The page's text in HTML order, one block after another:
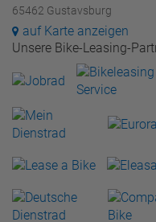
65462 Gustavsburg
auf Karte anzeigen
Unsere Bike-Leasing-